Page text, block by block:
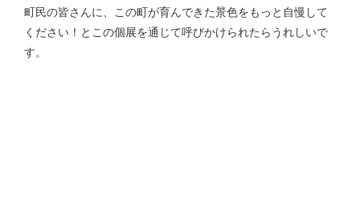
町民の皆さんに、この町が育んできた景色をもっと自慢して
ください！とこの個展を通じて呼びかけられたらうれしいで
す。